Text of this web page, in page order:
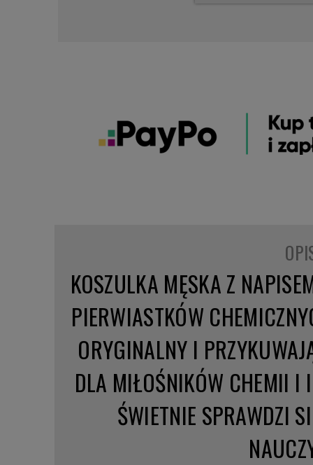
KOSZULKA MĘSKA Z
PIERWIASTKÓW
ORYGINALNY I
DLA MIŁOŚNIKÓW CHEMII I
ŚWIETNIE SPRAWDZI